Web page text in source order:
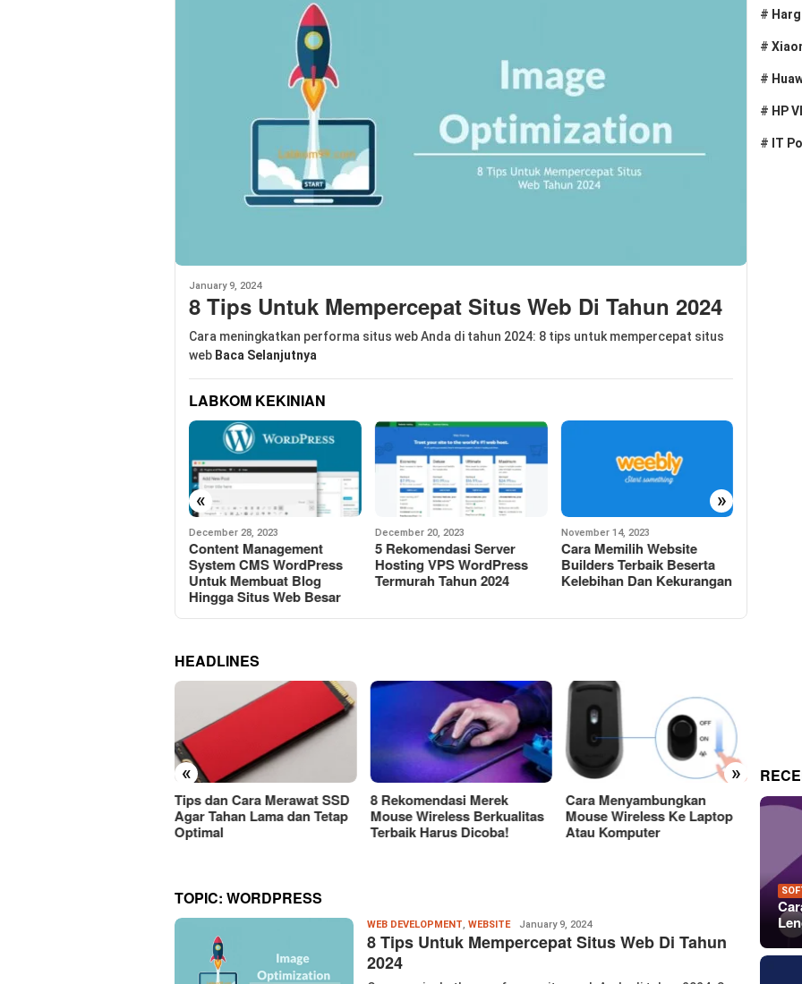
January 9, 2024
8 Tips Untuk Mempercepat Situs Web Di Tahun 2024
Cara meningkatkan performa situs web Anda di tahun 2024: 8 tips untuk mempercepat situs
web Baca Selanjutnya
LABKOM KEKINIAN
« »
December 20, 2023
5 Rekomendasi Server
Hosting VPS WordPress
Termurah Tahun 2024
November 14, 2023
Cara Memilih Website
Builders Terbaik Beserta
Kelebihan Dan Kekurangan
October 25, 2023
Rekomendasi WordPress
Hosting Tercepat Terbaik
Paling Populer
HEADLINES
« »
8 Rekomendasi Merek
Mouse Wireless Berkualitas
Terbaik Harus Dicoba!
Cara Menyambungkan
Mouse Wireless Ke Laptop
Atau Komputer
Perbedaan Antara Layar
OLED Dan LCD Mana Yang
Lebih Baik?
15
Dan
TOPIC: WORDPRESS
WEB DEVELOPMENT, WEBSITEWanglu
Piao
January 9, 2024
8 Tips Untuk Mempercepat Situs Web Di Tahun
2024
#
#
#
# HP
# IT